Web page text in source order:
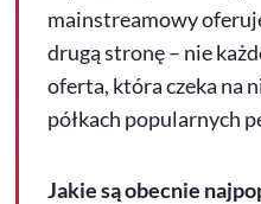
mainstreamowy
drugą stronę – nie
oferta, która czeka na
półkach popularnych
Jakie są obecnie